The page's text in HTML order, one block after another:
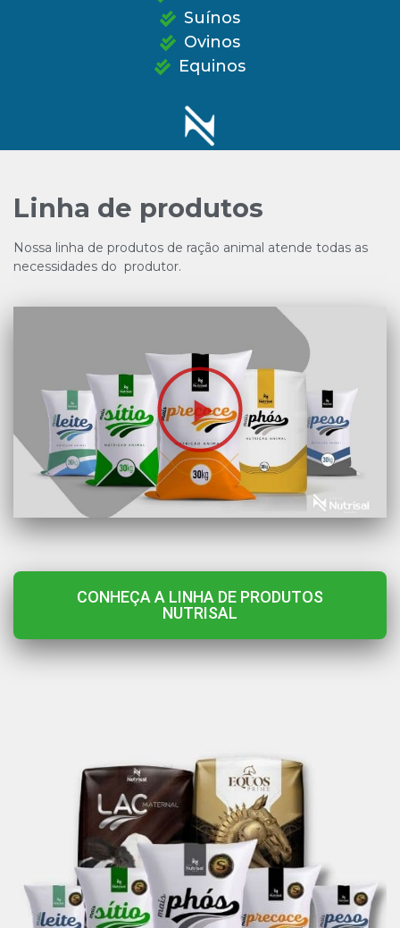
Suínos
Ovinos
Equinos
Linha de produtos
Nossa linha de produtos de ração animal atende todas as
necessidades do produtor.
CONHEÇA A LINHA DE PRODUTOS
NUTRISAL